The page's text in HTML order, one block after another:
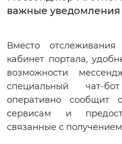
Без засечек
Нормальный
Монохромный
важные уведомления
Вместо
кабинет портала,
возможности
специальный чат-
оперативно сообщит
сервисам и
связанные с